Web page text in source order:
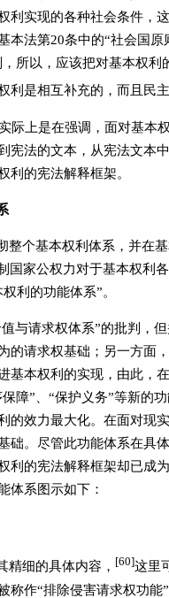
利实现的各种社会条件，
本法第20条中的“社会国原
所以，应该把对基本权
利是相互补充的，而且民
际上是在强调，面对基本
宪法的文本，从宪法文本
利的宪法解释框架。
整个基本权利体系，并在
国家公权力对于基本权利
利的功能体系”。
与请求权体系”的批判，
的请求权基础；另一方面
基本权利的实现，由此，
障”、“保护义务”等新的
的效力最大化。 在面对现
础。尽管此功能体系在具
利的宪法解释框架却已成
体系图示如下：
精细的具体内容， [60]这里
称作“排除侵害请求权功